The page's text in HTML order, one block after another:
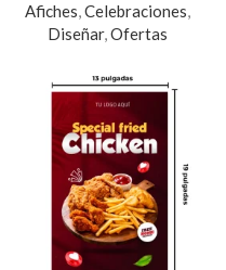
Afiches,Celebraciones,
Diseñar,Ofertas